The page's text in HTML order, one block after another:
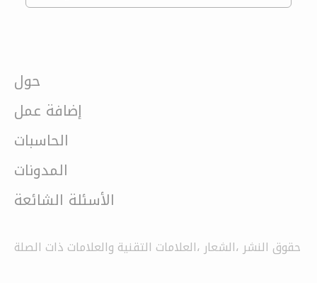
حول
إضافة عمل
الحاسبات
المدونات
الأسئلة الشائعة
حقوق النشر ،الشعار ،العلامات التقنية والعلامات ذات الصلة